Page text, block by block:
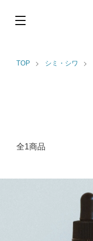
TOP シミ・シワ
全1商品